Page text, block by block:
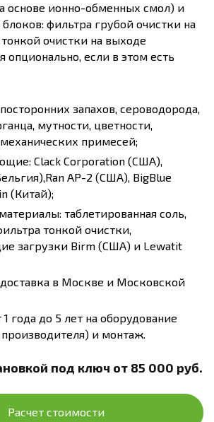
основе ионно-обменных смол) и
фильтра грубой очистки на
очистки на выходе
опционально, если в этом есть
запахов, сероводорода,
мутности, цветности,
примесей;
Clack Corporation (США),
AP-2 (США), BigBlue
(Китай);
таблетированная соль,
тонкой очистки,
загрузки Birm (США) и Lewatit
доставка в Москве и Московской
1 года до 5 лет на оборудование
производителя) и монтаж.
под ключ от 85 000 руб.
Расчет стоимости